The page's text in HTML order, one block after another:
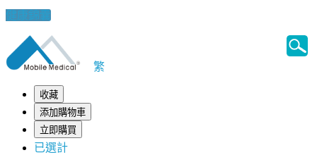
健康錦囊
繁
收藏
添加購物車
立即購買
已選計